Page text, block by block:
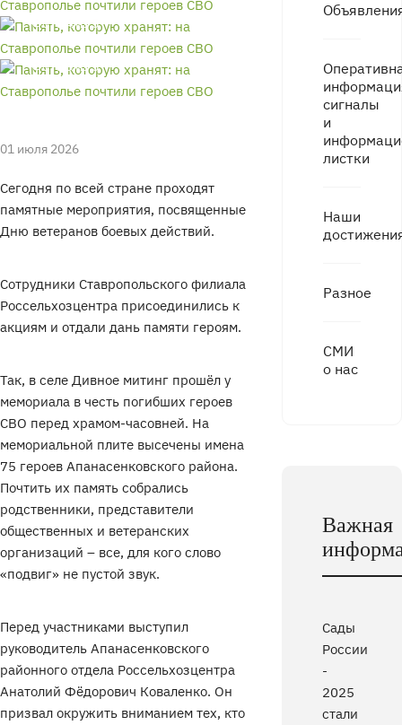
Фото 4 из 5
Фото 5 из 5
01 июля 2026
Сегодня по всей стране проходят
памятные мероприятия, посвященные
Дню ветеранов боевых действий.
Сотрудники Ставропольского филиала
Россельхозцентра присоединились к
акциям и отдали дань памяти героям.
Так, в селе Дивное митинг прошёл у
мемориала в честь погибших героев
СВО перед храмом-часовней. На
мемориальной плите высечены имена
75 героев Апанасенковского района.
Почтить их память собрались
родственники, представители
общественных и ветеранских
организаций – все, для кого слово
«подвиг» не пустой звук.
Перед участниками выступил
руководитель Апанасенковского
районного отдела Россельхозцентра
Анатолий Фёдорович Коваленко. Он
призвал окружить вниманием тех, кто
сигналы
и
листки
Наши
Разное
СМИ
о нас
Важная
Сады
России
-
2025
стали